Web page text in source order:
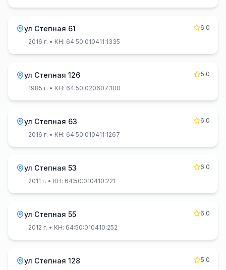
ул Степная 61
6.0
2016 г. • КН: 64:50:010411:1335
ул Степная 126
5.0
1985 г. • КН: 64:50:020607:100
ул Степная 63
6.0
2016 г. • КН: 64:50:010411:1267
ул Степная 53
6.0
2011 г. • КН: 64:50:010410:221
ул Степная 55
6.0
2012 г. • КН: 64:50:010410:252
ул Степная 128
5.0